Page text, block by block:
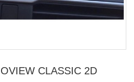
CLASSIC 2D